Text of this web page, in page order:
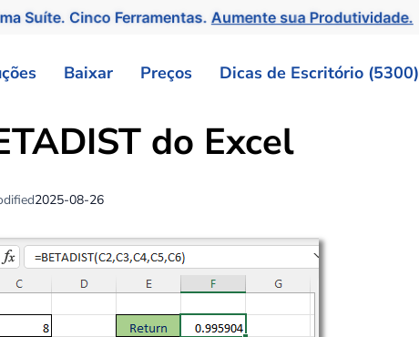
Suíte. Cinco Ferramentas.Aumente sua Produtividade.
Baixar Preços Dicas de Escritório (5300)
do Excel
2025-08-26